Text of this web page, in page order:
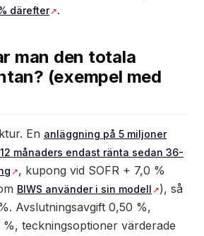
därefter
.
man den totala
(exempel med
En anläggning på 5 miljoner
månaders endast ränta sedan 36-
, kupong vid SOFR + 7,0 %
BIWS använder i sin modell
), så
Avslutningsavgift 0,50 %,
teckningsoptioner värderade